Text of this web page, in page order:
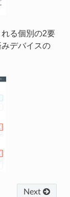
る個別の2要
デバイスの
Next